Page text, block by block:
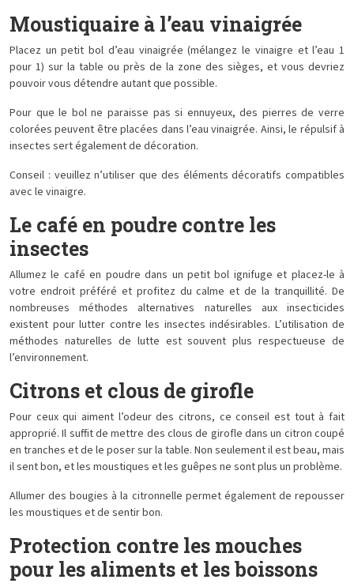
Moustiquaire à l’eau vinaigrée
Placez un petit bol d’eau vinaigrée (mélangez le vinaigre et l’eau 1
pour 1) sur la table ou près de la zone des sièges, et vous devriez
pouvoir vous détendre autant que possible.
Pour que le bol ne paraisse pas si ennuyeux, des pierres de verre
colorées peuvent être placées dans l’eau vinaigrée. Ainsi, le répulsif à
insectes sert également de décoration.
Conseil : veuillez n’utiliser que des éléments décoratifs compatibles
avec le vinaigre.
Le café en poudre contre les
insectes
Allumez le café en poudre dans un petit bol ignifuge et placez-le à
votre endroit préféré et profitez du calme et de la tranquillité. De
nombreuses méthodes alternatives naturelles aux insecticides
existent pour lutter contre les insectes indésirables. L’utilisation de
méthodes naturelles de lutte est souvent plus respectueuse de
l’environnement.
Citrons et clous de girofle
Pour ceux qui aiment l’odeur des citrons, ce conseil est tout à fait
approprié. Il suffit de mettre des clous de girofle dans un citron coupé
en tranches et de le poser sur la table. Non seulement il est beau, mais
il sent bon, et les moustiques et les guêpes ne sont plus un problème.
Allumer des bougies à la citronnelle permet également de repousser
les moustiques et de sentir bon.
Protection contre les mouches
pour les aliments et les boissons